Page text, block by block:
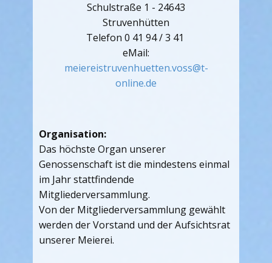
Schulstraße 1 - 24643
Struvenhütten
Telefon 0 41 94 / 3 41
eMail:
meiereistruvenhuetten.voss@t-
online.de
Organisation:
Das höchste Organ unserer
Genossenschaft ist die mindestens einmal
im Jahr stattfindende
Mitgliederversammlung.
Von der Mitgliederversammlung gewählt
werden der Vorstand und der Aufsichtsrat
unserer Meierei.